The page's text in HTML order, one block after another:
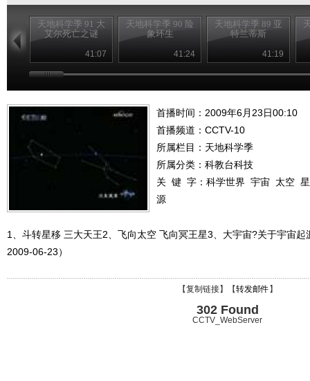
天地科学季 91 大
艾尔死亡之谜
41:07
天地科学季 90 险
象环生
41:24
天地科学季 89 亚
特兰蒂斯
41:19
首播时间：2009年6月23日00:10
首播频道： CCTV-10
所属栏目： 天地科学季
所属分类：科教台科技
关 键 字： 科学世界 宇宙 太空
源
1、斗转星移 三大天王2、飞向太空 飞向冥王星3、大宇宙?关于宇宙
2009-06-23）
【复制链接】【转发邮件 】
302 Found
CCTV_WebServer